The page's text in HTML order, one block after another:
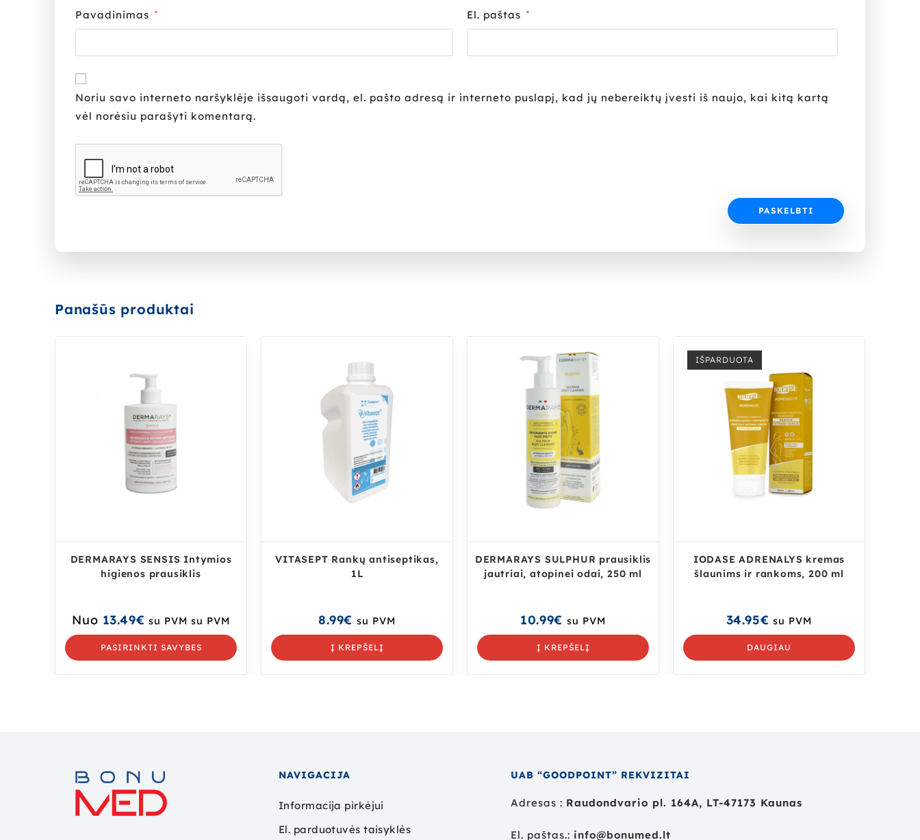
Pavadinimas * El. paštas *
Noriu savo interneto naršyklėje išsaugoti vardą, el. pašto adresą ir interneto puslapį, kad jų nebereiktų įvesti iš naujo, kai kitą kartą
vėl norėsiu parašyti komentarą.
Panašūs produktai
DERMARAYS SENSIS Intymios
higienos prausiklis
Nuo 13.49€ su PVM su PVM
PASIRINKTI SAVYBES
VITASEPT Rankų antiseptikas,
1L
8.99€ su PVM
Į KREPŠELĮ
DERMARAYS SULPHUR prausiklis
jautriai, atopinei odai, 250 ml
10.99€ su PVM
Į KREPŠELĮ
IŠPARDUOTA
IODASE ADRENALYS kremas
šlaunims ir rankoms, 200 ml
34.95€ su PVM
DAUGIAU
NAVIGACIJA
Informacija pirkėjui
El. parduotuvės taisyklės
UAB “GOODPOINT” REKVIZITAI
Adresas : Raudondvario pl. 164A, LT-47173 Kaunas
El. paštas.: info@bonumed.lt